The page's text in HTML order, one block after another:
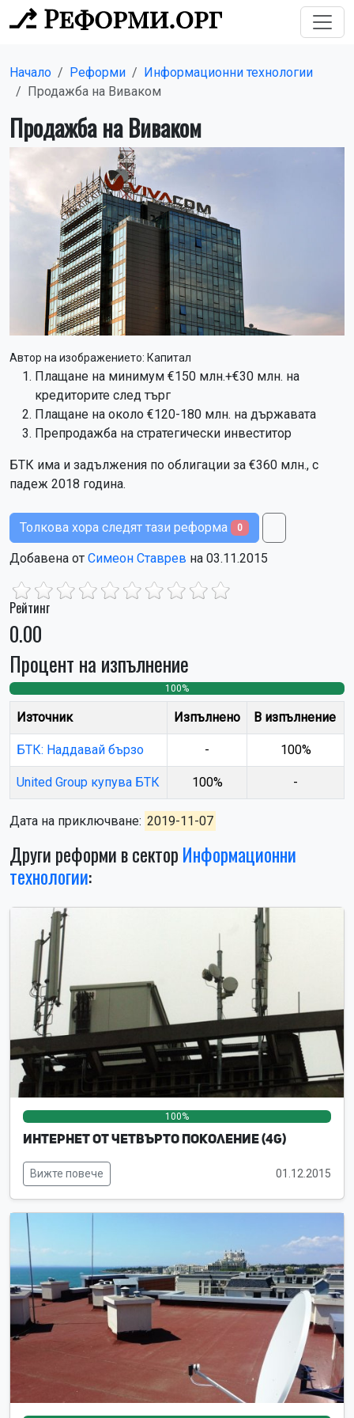
Начало Реформи
Информационни технологии
Продажба на Виваком
Продажба на Виваком
Автор на изображението: Капитал
Плащане на минимум €150 млн.+€30 млн. на
кредиторите след търг
Плащане на около €120-180 млн. на държавата
Препродажба на стратегически инвеститор
БТК има и задължения по облигации за €360 млн., с
падеж 2018 година.
Толкова хора следят тази реформа 0
Добавена от Симеон Ставрев на 03.11.2015
Рейтинг
0.00
Процент на изпълнение
100%
Източник Изпълнено В изпълнение
БТК: Наддавай бързо - 100%
United Group купува БТК 100% -
Дата на приключване: 2019-11-07
Други реформи в сектор Информационни
технологии:
100%
Интернет от четвърто поколение (4G)
Вижте повече 01.12.2015